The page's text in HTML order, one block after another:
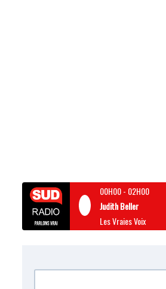
00H00- 02H00
Judith Beller
Les Vraies Voix